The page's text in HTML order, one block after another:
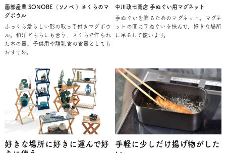
薗部産業 SONOBE（ソノベ ）さくらのマ
グボウル
ふっくら愛らしい形の取っ手付きマグボウ
ル。和洋どちらにも合う、さくらで作られ
た木の器。子供用や離乳食の食器としても
おすすめ。
中川政七商店 手ぬぐい用マグネット
手ぬぐいを飾るためのマグネット。マグネ
ットの間に手ぬぐいを挟んで、好きな場所
に吊るして使います。
好きな場所に好きに運んで好
手軽に少しだけ揚げ物がした